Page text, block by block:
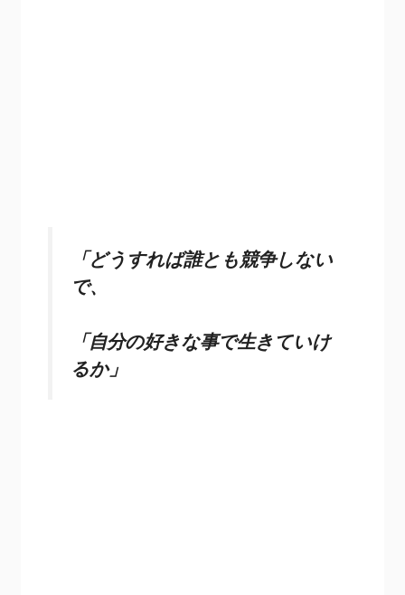
「どうすれば誰とも競争しない
で、
「自分の好きな事で生きていけ
るか」